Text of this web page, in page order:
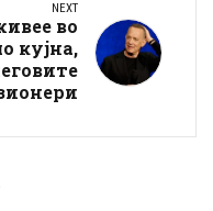
NEXT
во
кујна,